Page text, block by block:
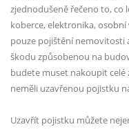
zjednodušeně řečeno to, co
koberce, elektronika, osobní
pouze pojištění nemovitosti
škodu způsobenou na
budete muset nakoupit celé
neměli uzavřenou pojistku
Uzavřít pojistku můžete